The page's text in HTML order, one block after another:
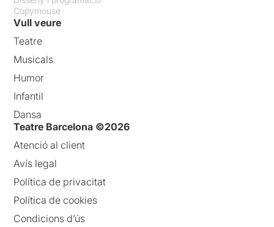
Copymouse
Vull veure
Teatre
Musicals
Humor
Infantil
Dansa
Teatre Barcelona ©2026
Atenció al client
Avís legal
Política de privacitat
Política de cookies
Condicions d’ús